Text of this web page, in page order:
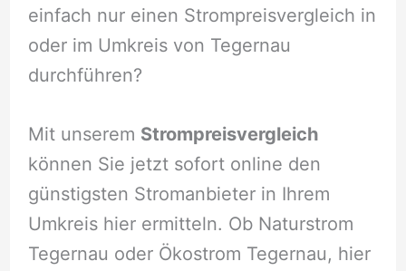
einfach nur einen Strompreisvergleich in
oder im Umkreis von Tegernau
durchführen?
Mit unserem Strompreisvergleich
können Sie jetzt sofort online den
günstigsten Stromanbieter in Ihrem
Umkreis hier ermitteln. Ob Naturstrom
Tegernau oder Ökostrom Tegernau, hier